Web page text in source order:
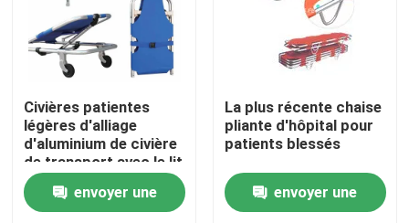
À propos de nous
Visite de l'usine
Contrôle de la qualité
Civières patientes
légères d'alliage
d'aluminium de civière
de transport avec le lit
de civière de secours
médical de dossier
envoyer une
La plus récente chaise
pliante d'hôpital pour
patients blessés
envoyer une